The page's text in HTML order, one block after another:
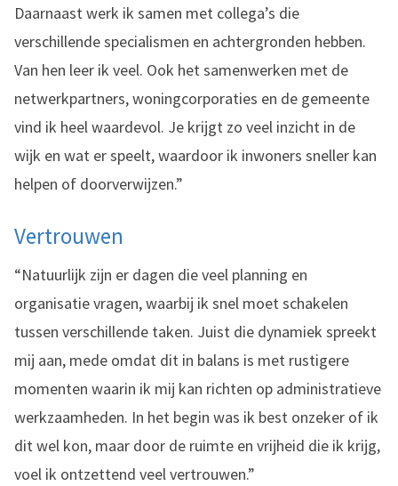
Daarnaast werk ik samen met collega’s die
verschillende specialismen en achtergronden hebben.
Van hen leer ik veel. Ook het samenwerken met de
netwerkpartners, woningcorporaties en de gemeente
vind ik heel waardevol. Je krijgt zo veel inzicht in de
wijk en wat er speelt, waardoor ik inwoners sneller kan
helpen of doorverwijzen.”
Vertrouwen
“Natuurlijk zijn er dagen die veel planning en
organisatie vragen, waarbij ik snel moet schakelen
tussen verschillende taken. Juist die dynamiek spreekt
mij aan, mede omdat dit in balans is met rustigere
momenten waarin ik mij kan richten op administratieve
werkzaamheden. In het begin was ik best onzeker of ik
dit wel kon, maar door de ruimte en vrijheid die ik krijg,
voel ik ontzettend veel vertrouwen.”